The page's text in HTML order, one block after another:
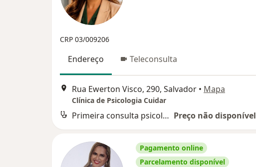
CRP 03/009206
Endereço Teleconsulta
Rua Ewerton Visco, 290, Salvador • Mapa
Clínica de Psicologia Cuidar
Primeira consulta psicologia Preço não disponível
Pagamento online
Parcelamento disponível